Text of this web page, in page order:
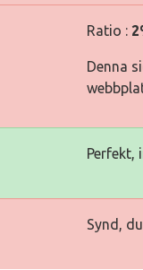
Ratio :
Denna
Perfekt,
Synd,